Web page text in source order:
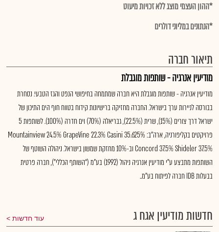
*ההון העצמי מוצג ללא זכויות מיעוט
*הנתונים במליוני דולרים
תיאור חברה
מודיעין אנרגיה - שותפות מוגבלת
מודיעין אנרגיה - שותפות מוגבלת היא חברה שמתמחה בחיפושי הנפט והגז הטבעי. נסחרת
בבורסה לניירות ערך בישראל. החברה מחזיקה ברישיונות קידוח בטווח חוף הים התיכון של
ישראל דרך צורים (15%), שרית (22.5%), גבריאלה (70%) וים חדרה (100%). לשותפות 5
פרויקטים בקליפורניה, ארה"ב: Mountainview 24.5% GrapeVine 22.3% Casini 35.625%
Concord 37.5% Shideler 37.5% וב-10% מחזקת שמשון בישראל. ניהולה השוטף של
השותפות מתבצע ע”י מודיעין אנרגיה ניהול (1992) בע”מ (“השותף הכללי”), חברה פרטית
בבעלות IDB חברה לפיתוח בע”מ..
חדשות מודיעין אגח ג עוד חדשות